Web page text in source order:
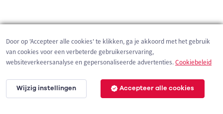
200 m
Door op 'Accepteer alle cookies' te klikken, ga je akkoord met het gebruik
van cookies voor een verbeterde gebruikerservaring,
websiteverkeersanalyse en gepersonaliseerde advertenties.Cookiebeleid
Wijzig instellingen Accepteer alle cookies